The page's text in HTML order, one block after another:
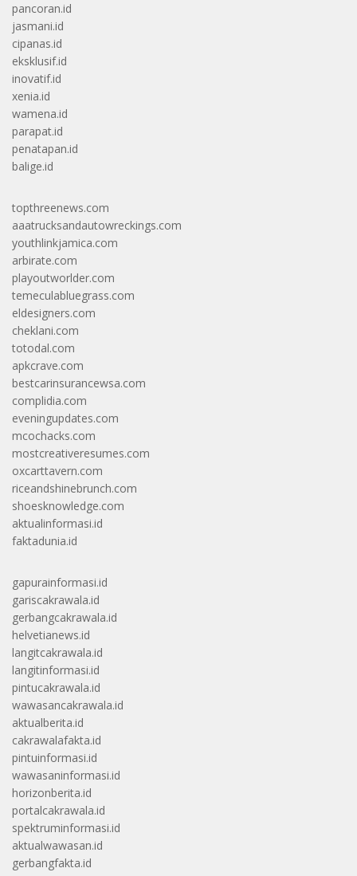
pancoran.id
jasmani.id
cipanas.id
eksklusif.id
inovatif.id
xenia.id
wamena.id
parapat.id
penatapan.id
balige.id
topthreenews.com
aaatrucksandautowreckings.com
youthlinkjamica.com
arbirate.com
playoutworlder.com
temeculabluegrass.com
eldesigners.com
cheklani.com
totodal.com
apkcrave.com
bestcarinsurancewsa.com
complidia.com
eveningupdates.com
mcochacks.com
mostcreativeresumes.com
oxcarttavern.com
riceandshinebrunch.com
shoesknowledge.com
aktualinformasi.id
faktadunia.id
gapurainformasi.id
gariscakrawala.id
gerbangcakrawala.id
helvetianews.id
langitcakrawala.id
langitinformasi.id
pintucakrawala.id
wawasancakrawala.id
aktualberita.id
cakrawalafakta.id
pintuinformasi.id
wawasaninformasi.id
horizonberita.id
portalcakrawala.id
spektruminformasi.id
aktualwawasan.id
gerbangfakta.id